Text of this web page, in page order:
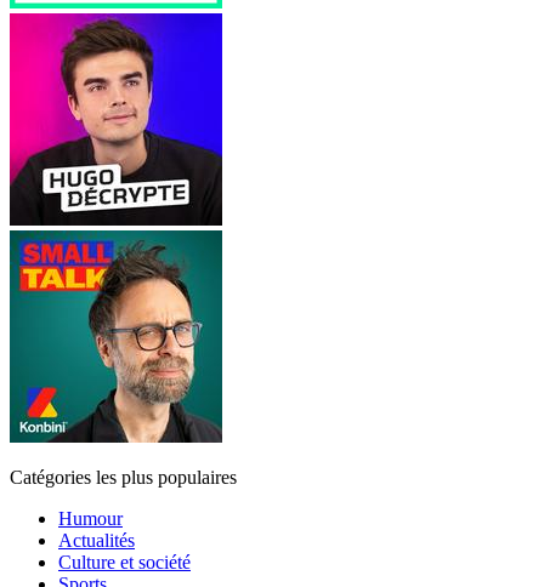
Catégories les plus populaires
Humour
Actualités
Culture et société